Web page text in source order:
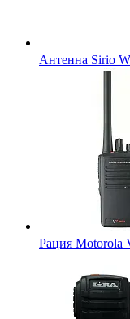
Антенна Sirio
Рация Motorola